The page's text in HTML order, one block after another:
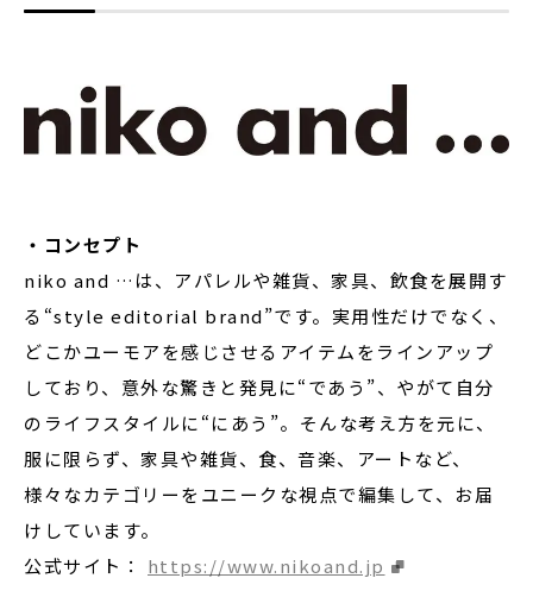
・コンセプト
niko and …は、アパレルや雑貨、家具、飲食を展開す
る“style editorial brand”です。実用性だけでなく、
どこかユーモアを感じさせるアイテムをラインアップ
しており、意外な驚きと発見に“であう”、やがて自分
のライフスタイルに“にあう”。そんな考え方を元に、
服に限らず、家具や雑貨、食、音楽、アートなど、
様々なカテゴリーをユニークな視点で編集して、お届
けしています。
公式サイト： https://www.nikoand.jp